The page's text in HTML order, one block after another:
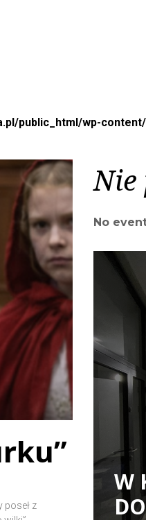
public_html/wp-
poseł z
Nie
No
W